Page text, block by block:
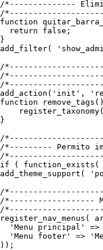
/*--------------
/
function
  return false;
}
add_filter(
/
/
/
add_action('init',
function
}
/
/*--------- Permito
/
if ( function_exists(
add_theme_support(
/
/*------------------
/
register_nav_menus(
'Menu principal' =>
'Menu footer' =>
));